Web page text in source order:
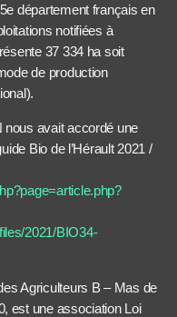
département français en
notifiées à
37 334 ha soit
de production
avait accordé une
Bio de l’Hérault 2021 /
2021/BIO34-
Agriculteurs B – Mas de
est une association Loi